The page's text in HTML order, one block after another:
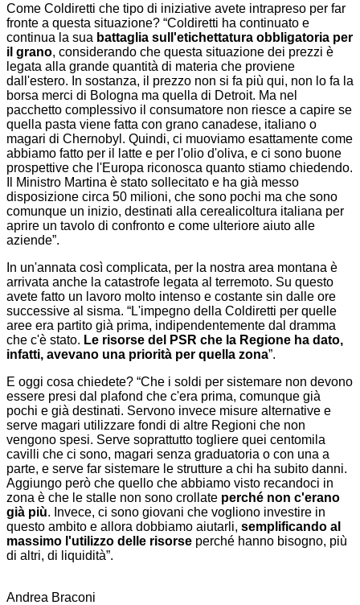
Come Coldiretti che tipo di iniziative avete intrapreso per far
fronte a questa situazione? “Coldiretti ha continuato e
continua la sua battaglia sull'etichettatura obbligatoria per
il grano, considerando che questa situazione dei prezzi è
legata alla grande quantità di materia che proviene
dall'estero. In sostanza, il prezzo non si fa più qui, non lo fa la
borsa merci di Bologna ma quella di Detroit. Ma nel
pacchetto complessivo il consumatore non riesce a capire se
quella pasta viene fatta con grano canadese, italiano o
magari di Chernobyl. Quindi, ci muoviamo esattamente come
abbiamo fatto per il latte e per l'olio d'oliva, e ci sono buone
prospettive che l'Europa riconosca quanto stiamo chiedendo.
Il Ministro Martina è stato sollecitato e ha già messo
disposizione circa 50 milioni, che sono pochi ma che sono
comunque un inizio, destinati alla cerealicoltura italiana per
aprire un tavolo di confronto e come ulteriore aiuto alle
aziende”.
In un'annata così complicata, per la nostra area montana è
arrivata anche la catastrofe legata al terremoto. Su questo
avete fatto un lavoro molto intenso e costante sin dalle ore
successive al sisma. “L'impegno della Coldiretti per quelle
aree era partito già prima, indipendentemente dal dramma
che c'è stato. Le risorse del PSR che la Regione ha dato,
infatti, avevano una priorità per quella zona”.
E oggi cosa chiedete? “Che i soldi per sistemare non devono
essere presi dal plafond che c'era prima, comunque già
pochi e già destinati. Servono invece misure alternative e
serve magari utilizzare fondi di altre Regioni che non
vengono spesi. Serve soprattutto togliere quei centomila
cavilli che ci sono, magari senza graduatoria o con una a
parte, e serve far sistemare le strutture a chi ha subito danni.
Aggiungo però che quello che abbiamo visto recandoci in
zona è che le stalle non sono crollate perché non c'erano
già più. Invece, ci sono giovani che vogliono investire in
questo ambito e allora dobbiamo aiutarli, semplificando al
massimo l'utilizzo delle risorse perché hanno bisogno, più
di altri, di liquidità”.
Andrea Braconi